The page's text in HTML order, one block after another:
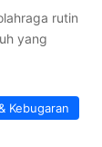
rutin
yang
Kebugaran